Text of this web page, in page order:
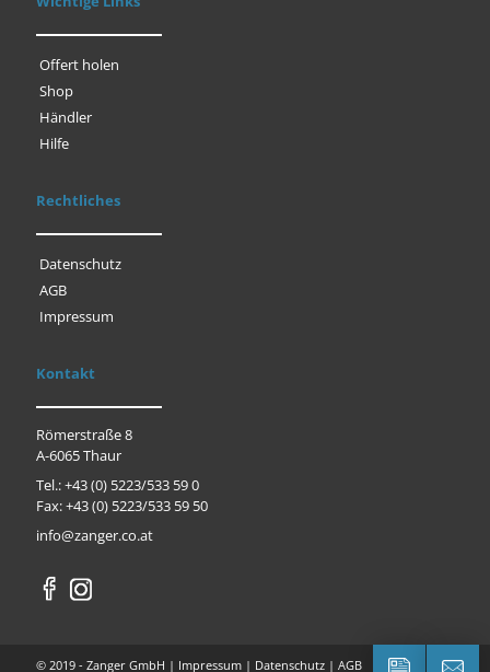
Offert holen
Shop
Händler
Hilfe
Rechtliches
Datenschutz
AGB
Impressum
Kontakt
Römerstraße 8
A-6065 Thaur
Tel.: +43 (0) 5223/533 59 0
Fax: +43 (0) 5223/533 59 50
info@zanger.co.at
© 2019 - Zanger GmbH | Impressum | Datenschutz | AGB